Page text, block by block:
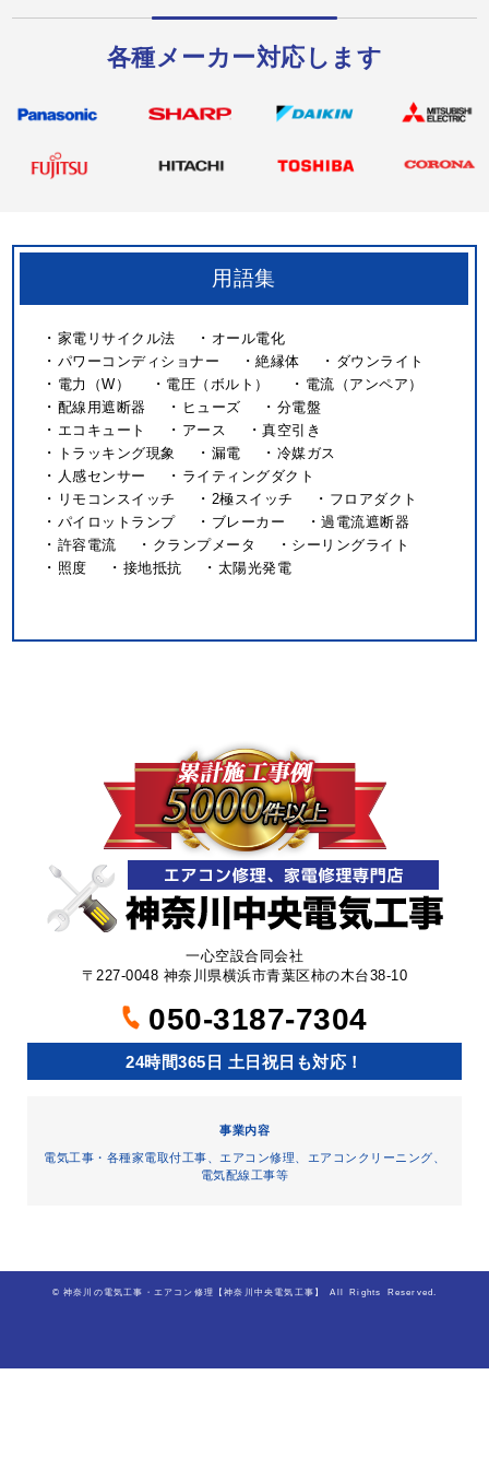
各種メーカー対応します
用語集
家電リサイクル法
オール電化
パワーコンディショナー
絶縁体
ダウンライト
電力（W）
電圧（ボルト）
電流（アンペア）
配線用遮断器
ヒューズ
分電盤
エコキュート
アース
真空引き
トラッキング現象
漏電
冷媒ガス
人感センサー
ライティングダクト
リモコンスイッチ
2極スイッチ
フロアダクト
パイロットランプ
ブレーカー
過電流遮断器
許容電流
クランプメータ
シーリングライト
照度
接地抵抗 太陽光発電
一心空設合同会社
〒227-0048 神奈川県横浜市青葉区柿の木台38-10
050-3187-7304
24時間365日 土日祝日も対応！
事業内容
電気工事・各種家電取付工事、エアコン修理、エアコンクリーニング、
電気配線工事等
© 神奈川の電気工事・エアコン修理【神奈川中央電気工事】 All Rights Reserved.